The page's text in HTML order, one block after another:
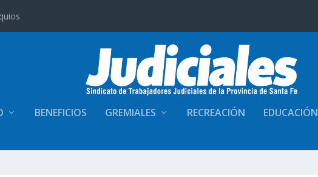
BENEFICIOS GREMIALES RECREACIÓN EDUCACIÓN